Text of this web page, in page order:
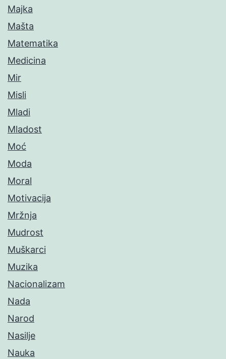
Majka
Mašta
Matematika
Medicina
Mir
Misli
Mladi
Mladost
Moć
Moda
Moral
Motivacija
Mržnja
Mudrost
Muškarci
Muzika
Nacionalizam
Nada
Narod
Nasilje
Nauka